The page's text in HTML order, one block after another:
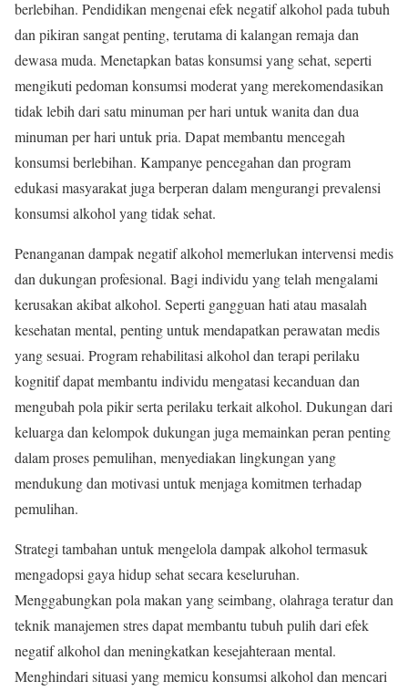
berlebihan. Pendidikan mengenai efek negatif alkohol pada tubuh
dan pikiran sangat penting, terutama di kalangan remaja dan
dewasa muda. Menetapkan batas konsumsi yang sehat, seperti
mengikuti pedoman konsumsi moderat yang merekomendasikan
tidak lebih dari satu minuman per hari untuk wanita dan dua
minuman per hari untuk pria. Dapat membantu mencegah
konsumsi berlebihan. Kampanye pencegahan dan program
edukasi masyarakat juga berperan dalam mengurangi prevalensi
konsumsi alkohol yang tidak sehat.
Penanganan dampak negatif alkohol memerlukan intervensi medis
dan dukungan profesional. Bagi individu yang telah mengalami
kerusakan akibat alkohol. Seperti gangguan hati atau masalah
kesehatan mental, penting untuk mendapatkan perawatan medis
yang sesuai. Program rehabilitasi alkohol dan terapi perilaku
kognitif dapat membantu individu mengatasi kecanduan dan
mengubah pola pikir serta perilaku terkait alkohol. Dukungan dari
keluarga dan kelompok dukungan juga memainkan peran penting
dalam proses pemulihan, menyediakan lingkungan yang
mendukung dan motivasi untuk menjaga komitmen terhadap
pemulihan.
Strategi tambahan untuk mengelola dampak alkohol termasuk
mengadopsi gaya hidup sehat secara keseluruhan.
Menggabungkan pola makan yang seimbang, olahraga teratur dan
teknik manajemen stres dapat membantu tubuh pulih dari efek
negatif alkohol dan meningkatkan kesejahteraan mental.
Menghindari situasi yang memicu konsumsi alkohol dan mencari